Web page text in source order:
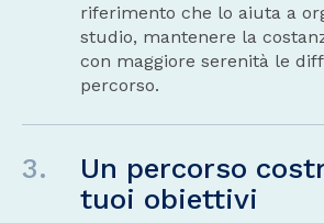
riferimento che lo aiuta a
studio, mantenere la
con maggiore serenità le
percorso.
3.
Un percorso
tuoi obiettivi